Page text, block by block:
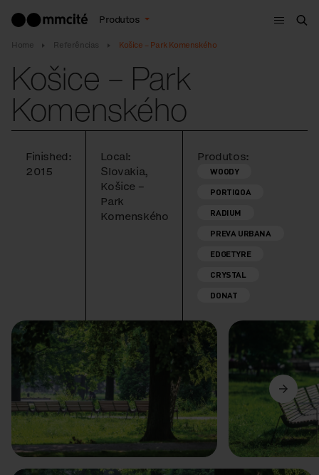
Produtos
Menu
Home Referências Košice – Park Komenského
Košice – Park
Komenského
Finished:
2015
Local:
Slovakia,
Košice –
Park
Komenského
Produtos:
WOODY
PORTIQOA
RADIUM
PREVA URBANA
EDGETYRE
CRYSTAL
DONAT
Anterior Seguinte